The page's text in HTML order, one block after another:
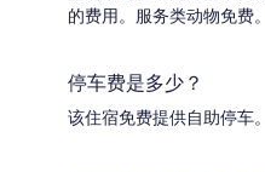
的费用。服务类动物免费。
停车费是多少？
该住宿免费提供自助停车。